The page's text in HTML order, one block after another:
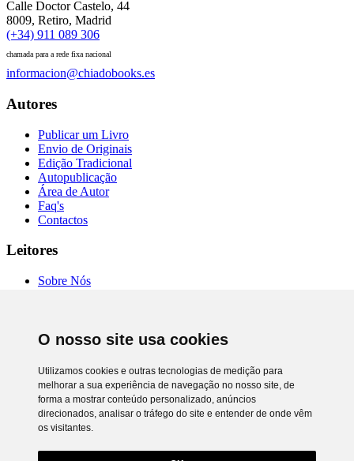
O nosso site usa cookies
Utilizamos cookies e outras tecnologias de medição para
melhorar a sua experiência de navegação no nosso site, de
forma a mostrar conteúdo personalizado, anúncios
direcionados, analisar o tráfego do site e entender de onde vêm
os visitantes.
Calle Doctor Castelo, 44
8009, Retiro, Madrid
(+34) 911 089 306
chamada para a rede fixa nacional
informacion@chiadobooks.es
Autores
Publicar um Livro
Envio de Originais
Edição Tradicional
Autopublicação
Área de Autor
Faq's
Contactos
Leitores
Sobre Nós
Comprar Online
Política de Privacidade
RAL e RLL
Preferência de cookies
Chiado Books © 2026. Todos os direitos reservados.
Desenvolvimento
Utilizamos cookies próprios e de terceiros para lhe oferecer uma